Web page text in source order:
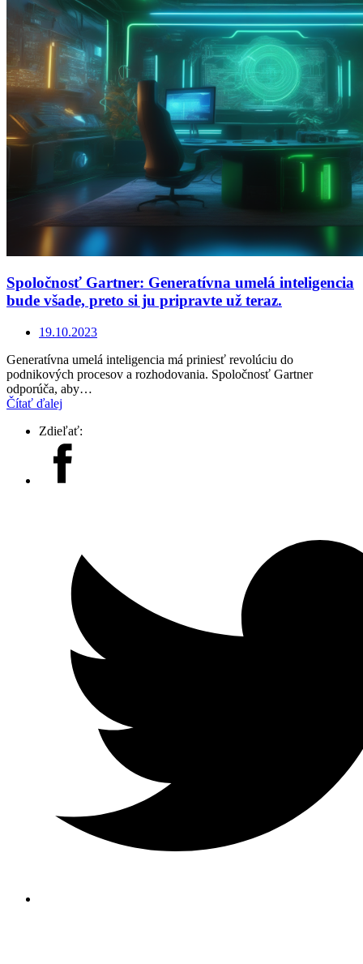
Spoločnosť Gartner: Generatívna umelá inteligencia
bude všade, preto si ju pripravte už teraz.
19.10.2023
Generatívna umelá inteligencia má priniesť revolúciu do
podnikových procesov a rozhodovania. Spoločnosť Gartner
odporúča, aby…
Čítať ďalej
Zdieľať: